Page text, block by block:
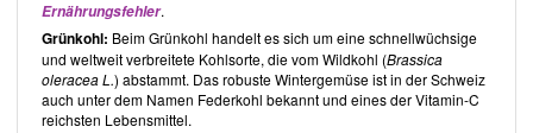
vorbeugen und heilen
Auswahl internationaler, kreativer Rezepte. Die Rezepte sind klar
strukturiert. So verfügt jedes Rezept über eine Portionsangabe und
den Schwierigkeitsgrad. Des Weiteren sind die im jeweiligen Rezept
verwendeten Lebensmittel aus dem Täglichen Dutzend angegeben.
Die anschaulichen Bilder zu jedem Rezept regen zum Nachbereiten
Ernährungsfehler.
Grünkohl: Beim Grünkohl handelt es sich um eine schnellwüchsige
und weltweit verbreitete Kohlsorte, die vom Wildkohl (Brassica
oleracea L.) abstammt. Das robuste Wintergemüse ist in der Schweiz
auch unter dem Namen Federkohl bekannt und eines der Vitamin-C
reichsten Lebensmittel.